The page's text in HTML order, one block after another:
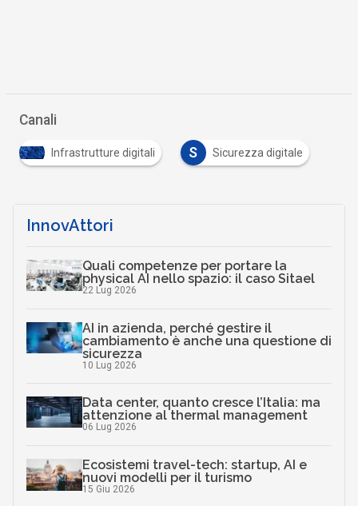
Canali
Infrastrutture digitali S Sicurezza digitale
InnovAttori
Quali competenze per portare la
physical AI nello spazio: il caso Sitael
22 Lug 2026
AI in azienda, perché gestire il
cambiamento è anche una questione di
sicurezza
10 Lug 2026
Data center, quanto cresce l’Italia: ma
attenzione al thermal management
06 Lug 2026
Ecosistemi travel-tech: startup, AI e
nuovi modelli per il turismo
15 Giu 2026